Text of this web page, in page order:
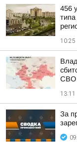
456
10:25
13:11
За